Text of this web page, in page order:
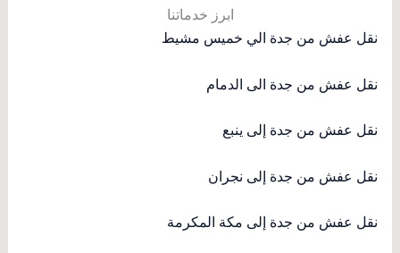
ابرز خدماتنا
نقل عفش من جدة الي خميس مشيط
نقل عفش من جدة الى الدمام
نقل عفش من جدة إلى ينبع
نقل عفش من جدة إلى نجران
نقل عفش من جدة إلى مكة المكرمة